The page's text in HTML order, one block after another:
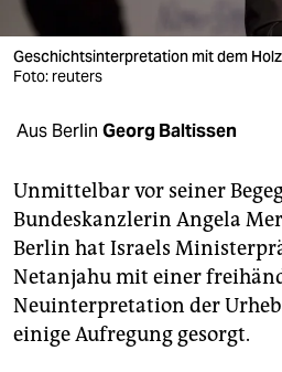
verlag
verlag
veranstaltungen
fragen & hilfe
unterstützen
abo
genossenschaft
Geschichtsinterpretation mit dem
Foto: reuters
Aus Berlin Georg Baltissen
Unmittelbar vor seiner
Bundeskanzlerin Angela
Berlin hat Israels
Netanjahu mit einer
Neuinterpretation der
einige Aufregung gesorgt.